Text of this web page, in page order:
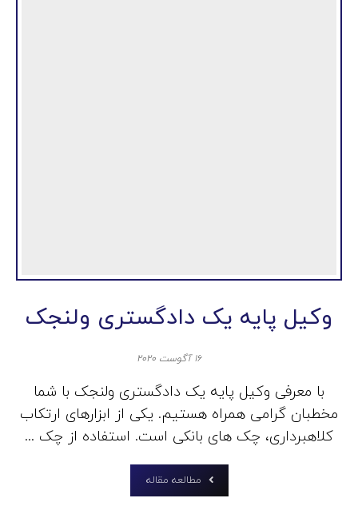
وکیل پایه یک دادگستری ولنجک
۱۶ آگوست ۲۰۲۰
با معرفی وکیل پایه یک دادگستری ولنجک با شما
مخطبان گرامی همراه هستیم. یکی از ابزارهای ارتکاب
کلاهبرداری، چک‌ های بانکی است. استفاده از چک ...
مطالعه مقاله